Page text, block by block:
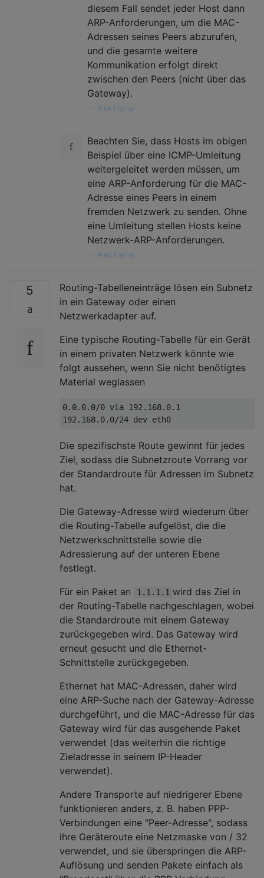
diesem Fall sendet jeder Host dann
ARP-Anforderungen, um die MAC-
Adressen seines Peers abzurufen,
und die gesamte weitere
Kommunikation erfolgt direkt
zwischen den Peers (nicht über das
Gateway).
Alex Hajnal
Beachten Sie, dass Hosts im obigen
Beispiel über eine ICMP-Umleitung
weitergeleitet werden müssen, um
eine ARP-Anforderung für die MAC-
Adresse eines Peers in einem
fremden Netzwerk zu senden. Ohne
eine Umleitung stellen Hosts keine
Netzwerk-ARP-Anforderungen.
Alex Hajnal
5
Routing-Tabelleneinträge lösen ein Subnetz
in ein Gateway oder einen
Netzwerkadapter auf.
Eine typische Routing-Tabelle für ein Gerät
in einem privaten Netzwerk könnte wie
folgt aussehen, wenn Sie nicht benötigtes
Material weglassen
0.0.0.0/0 via 192.168.0.1
Die spezifischste Route gewinnt für jedes
Ziel, sodass die Subnetzroute Vorrang vor
der Standardroute für Adressen im Subnetz
hat.
Die Gateway-Adresse wird wiederum über
die Routing-Tabelle aufgelöst, die die
Netzwerkschnittstelle sowie die
Adressierung auf der unteren Ebene
festlegt.
Für ein Paket an
1.1.1.1 wird das Ziel in
der Routing-Tabelle nachgeschlagen, wobei
die Standardroute mit einem Gateway
zurückgegeben wird. Das Gateway wird
erneut gesucht und die Ethernet-
Schnittstelle zurückgegeben.
Ethernet hat MAC-Adressen, daher wird
eine ARP-Suche nach der Gateway-Adresse
durchgeführt, und die MAC-Adresse für das
Gateway wird für das ausgehende Paket
verwendet (das weiterhin die richtige
Zieladresse in seinem IP-Header
verwendet).
Andere Transporte auf niedrigerer Ebene
funktionieren anders, z. B. haben PPP-
Verbindungen eine "Peer-Adresse", sodass
ihre Geräteroute eine Netzmaske von / 32
verwendet, und sie überspringen die ARP-
Auflösung und senden Pakete einfach als